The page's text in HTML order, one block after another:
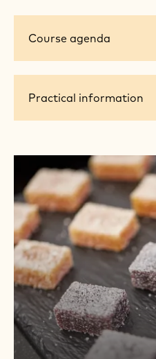
Course
Course agenda
Practical
Practical information